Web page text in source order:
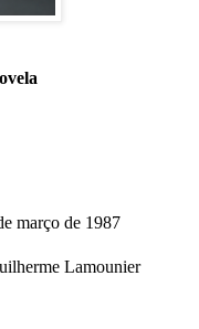
março de 1987
Lamounier